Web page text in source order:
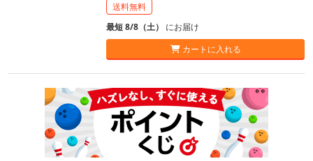
送料無料
最短 8/8（土） にお届け
カートに入れる